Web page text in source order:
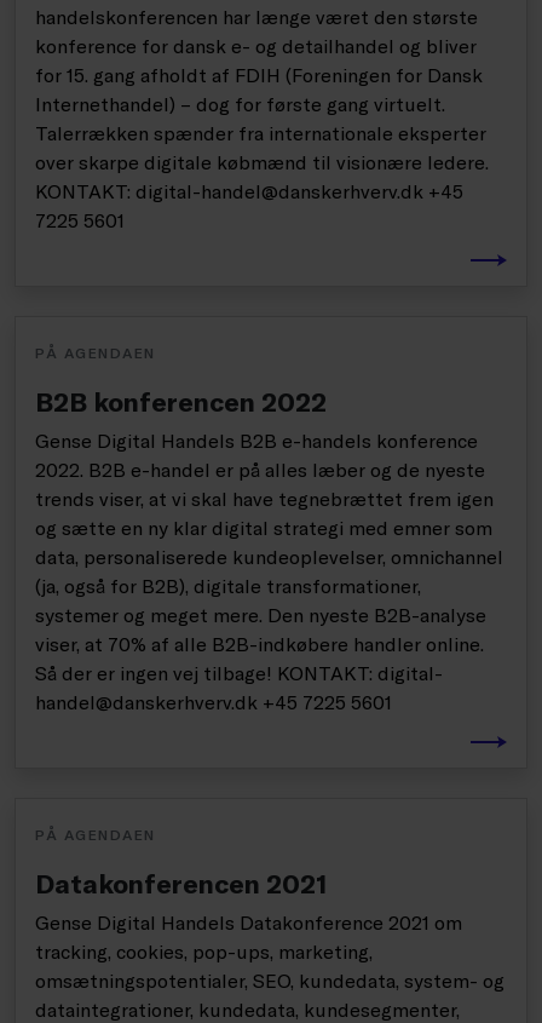
handelskonferencen har længe været den største
konference for dansk e- og detailhandel og bliver
for 15. gang afholdt af FDIH (Foreningen for Dansk
Internethandel) – dog for første gang virtuelt.
Talerrækken spænder fra internationale eksperter
over skarpe digitale købmænd til visionære ledere.
KONTAKT: digital-handel@danskerhverv.dk +45
7225 5601
PÅ AGENDAEN
B2B konferencen 2022
Gense Digital Handels B2B e-handels konference
2022. B2B e-handel er på alles læber og de nyeste
trends viser, at vi skal have tegnebrættet frem igen
og sætte en ny klar digital strategi med emner som
data, personaliserede kundeoplevelser, omnichannel
(ja, også for B2B), digitale transformationer,
systemer og meget mere. Den nyeste B2B-analyse
viser, at 70% af alle B2B-indkøbere handler online.
Så der er ingen vej tilbage! KONTAKT: digital-
handel@danskerhverv.dk +45 7225 5601
PÅ AGENDAEN
Datakonferencen 2021
Gense Digital Handels Datakonference 2021 om
tracking, cookies, pop-ups, marketing,
omsætningspotentialer, SEO, kundedata, system- og
dataintegrationer, kundedata, kundesegmenter,